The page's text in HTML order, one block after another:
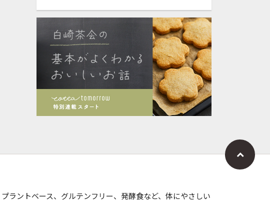
ラントベース、グルテンフリー、発酵食など、体にやさしい